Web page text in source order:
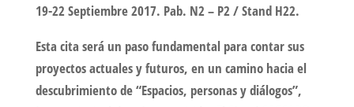
19-22 Septiembre 2017. Pab. N2 – P2 / Stand H22.
Esta cita será un paso fundamental para contar sus
proyectos actuales y futuros, en un camino hacia el
descubrimiento de “Espacios, personas y diálogos”,